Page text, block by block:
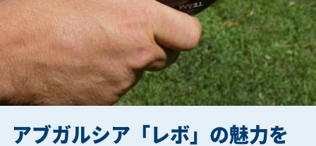
アブガルシア「レボ」の魅力を